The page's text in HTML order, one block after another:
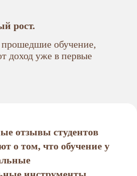
рост.
обучение,
доход уже в первые
отзывы студентов
о том, что обучение у